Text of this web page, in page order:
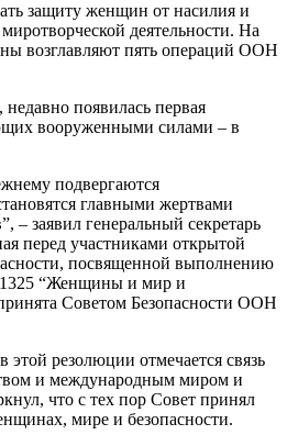
защиту женщин от насилия и
деятельности. На
возглавляют пять операций ООН
появилась первая
вооруженными силами – в
подвергаются
главными жертвами
– заявил генеральный секретарь
перед участниками открытой
посвященной выполнению
1325 “Женщины и мир и
Советом Безопасности ООН
резолюции отмечается связь
и международным миром и
что с тех пор Совет принял
мире и безопасности.